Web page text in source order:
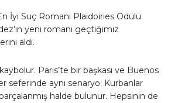
İyi Suç Romanı Plaidoiries Ödülü
yeni romanı geçtiğimiz
aldı.
Paris’te bir başkası ve Buenos
seferinde aynı senaryo: Kurbanlar
parçalanmış halde bulunur. Hepsinin de